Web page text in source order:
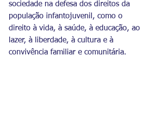
sociedade na defesa dos direitos da
população infantojuvenil, como o
direito à vida, à saúde, à educação, ao
lazer, à liberdade, à cultura e à
convivência familiar e comunitária.